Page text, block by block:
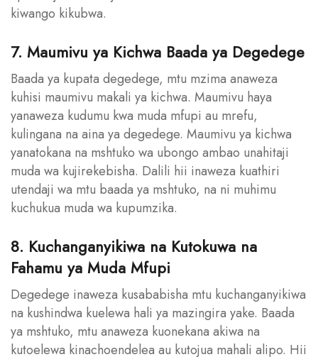
kiwango kikubwa.
7. Maumivu ya Kichwa Baada ya Degedege
Baada ya kupata degedege, mtu mzima anaweza
kuhisi maumivu makali ya kichwa. Maumivu haya
yanaweza kudumu kwa muda mfupi au mrefu,
kulingana na aina ya degedege. Maumivu ya kichwa
yanatokana na mshtuko wa ubongo ambao unahitaji
muda wa kujirekebisha. Dalili hii inaweza kuathiri
utendaji wa mtu baada ya mshtuko, na ni muhimu
kuchukua muda wa kupumzika.
8. Kuchanganyikiwa na Kutokuwa na
Fahamu ya Muda Mfupi
Degedege inaweza kusababisha mtu kuchanganyikiwa
na kushindwa kuelewa hali ya mazingira yake. Baada
ya mshtuko, mtu anaweza kuonekana akiwa na
kutoelewa kinachoendelea au kutojua mahali alipo. Hii